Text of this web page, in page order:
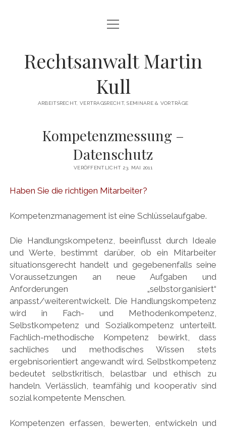
HOME
SEMINARE UND VORTRÄGE
Menü
INTERVIEW ZUM THEMA KÜNDIGUNG
DOWNLOADS
DATENSCHUTZERKLÄRUNG
IMPRESSUM
Menü
öffnen
Rechtsanwalt Martin
Kull
ARBEITSRECHT, VERTRAGSRECHT, SEMINARE & VORTRÄGE
Kompetenzmessung –
Datenschutz
VERÖFFENTLICHT 23. MAI 2011
Haben Sie die richtigen Mitarbeiter?
Kompetenzmanagement ist eine Schlüsselaufgabe.
Die Handlungskompetenz, beeinflusst durch Ideale
und Werte, bestimmt darüber, ob ein Mitarbeiter
situationsgerecht handelt und gegebenenfalls seine
Voraussetzungen an neue Aufgaben und
Anforderungen „selbstorganisiert“
anpasst/weiterentwickelt. Die Handlungskompetenz
wird in Fach- und Methodenkompetenz,
Selbstkompetenz und Sozialkompetenz unterteilt.
Fachlich-methodische Kompetenz bewirkt, dass
sachliches und methodisches Wissen stets
ergebnisorientiert angewandt wird. Selbstkompetenz
bedeutet selbstkritisch, belastbar und ethisch zu
handeln. Verlässlich, teamfähig und kooperativ sind
sozial kompetente Menschen.
Kompetenzen erfassen, bewerten, entwickeln und